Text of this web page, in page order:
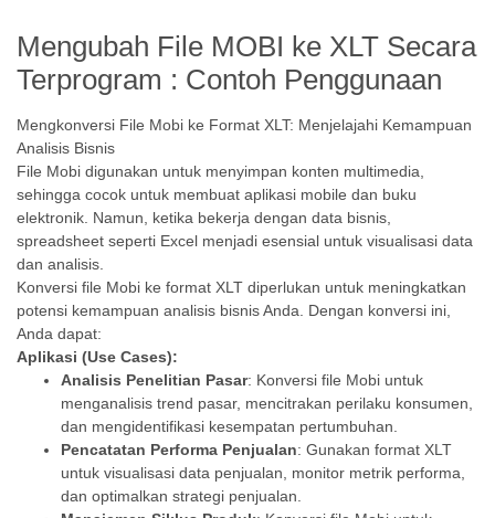
Mengubah File MOBI ke XLT Secara
Terprogram : Contoh Penggunaan
Mengkonversi File Mobi ke Format XLT: Menjelajahi Kemampuan
Analisis Bisnis
File Mobi digunakan untuk menyimpan konten multimedia,
sehingga cocok untuk membuat aplikasi mobile dan buku
elektronik. Namun, ketika bekerja dengan data bisnis,
spreadsheet seperti Excel menjadi esensial untuk visualisasi data
dan analisis.
Konversi file Mobi ke format XLT diperlukan untuk meningkatkan
potensi kemampuan analisis bisnis Anda. Dengan konversi ini,
Anda dapat:
Aplikasi (Use Cases):
Analisis Penelitian Pasar: Konversi file Mobi untuk
menganalisis trend pasar, mencitrakan perilaku konsumen,
dan mengidentifikasi kesempatan pertumbuhan.
Pencatatan Performa Penjualan: Gunakan format XLT
untuk visualisasi data penjualan, monitor metrik performa,
dan optimalkan strategi penjualan.